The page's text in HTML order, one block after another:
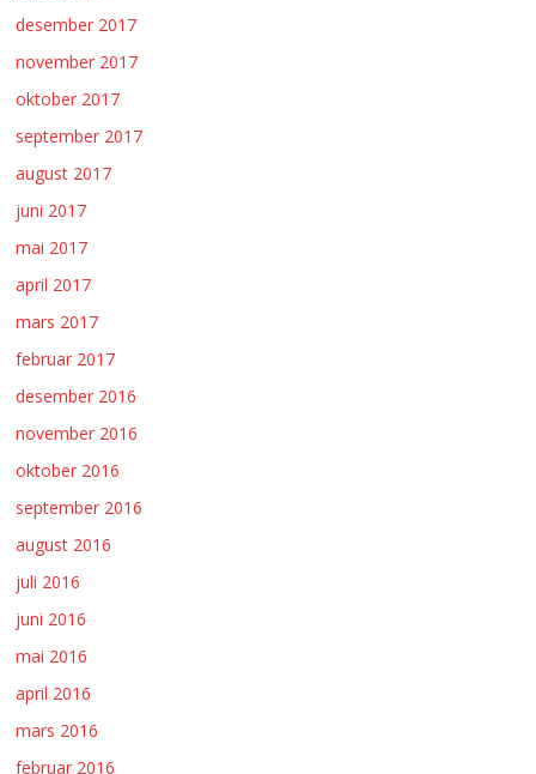
desember 2017
november 2017
oktober 2017
september 2017
august 2017
juni 2017
mai 2017
april 2017
mars 2017
februar 2017
desember 2016
november 2016
oktober 2016
september 2016
august 2016
juli 2016
juni 2016
mai 2016
april 2016
mars 2016
februar 2016